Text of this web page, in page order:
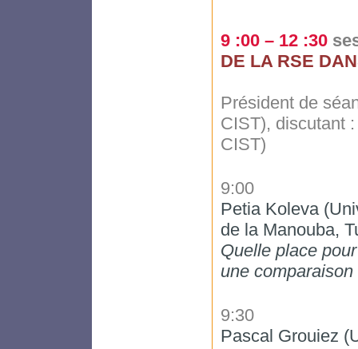
9 :00 – 12 :30
DE LA RSE
Président de
CIST), discutant
CIST)
9:00
Petia Koleva
de la Manouba,
Quelle place
une
9:30
Pascal Grouiez